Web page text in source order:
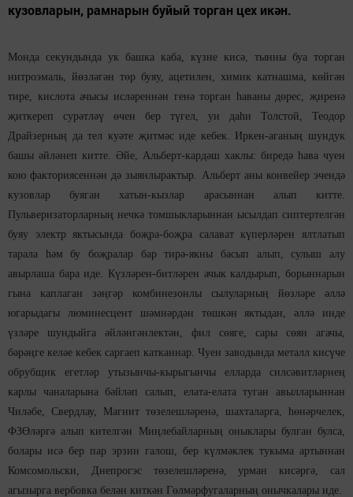
кузовларын, рамнарын буйый торган цех икән.
Монда секундында ук башка каба, күзне кисә, тынны буа торган
нитроэмаль, йөзләгән төр буяу, ацетилен, химик катнашма, көйгән
тире, кислота ачысы исләреннән генә торган һаваны дөрес, җиренә
җиткереп сурәтләү өчен бер түгел, ун даһи Толстой, Теодор
Драйзерның да тел куәте җитмәс иде кебек. Иркен-аганың шундук
башы әйләнеп китте. Әйе, Альберт-кардәш хаклы: биредә һава чуен
кою факториясеннән дә зыянлырактыр. Альберт аны конвейер эчендә
кузовлар буяган хатын-кызлар арасыннан алып китте.
Пульверизаторларның нечкә томшыкларыннан ысылдап сиптертелгән
буяу электр яктысында боҗра-боҗра салават күперләрен ялтлатып
тарала һәм бу боҗралар бар тирә-якны басып алып, сулыш алу
авырлаша бара иде. Күзләрен-битләрен ачык калдырып, борыннарын
гына каплаган зәңгәр комбинезонлы сылуларның йөзләре әллә
югарыдагы люминесцент шәмнәрдән төшкән яктыдан, әллә инде
үзләре шундыйга әйләнгәнлектән, фил сөяге, сары сөян агачы,
бәрәңге келәе кебек саргаеп катканнар. Чуен заводында металл кисүче
обрубщик егетләр утызынчы-кырыгынчы елларда силсәвитләрнең
карлы чаналарына бәйләп салып, елата-елата туган авылларыннан
Чиләбе, Свердлау, Магнит төзелешләренә, шахталарга, һөнәрчелек,
ФЗӨләргә алып кителгән Миңлебайларның оныклары булган булса,
болары исә бер пар эрзин галош, бер күлмәклек тукыма артыннан
Комсомольски, Днепрогэс төзелешләренә, урман кисәргә, сал
агызырга вербовка белән киткән Гөлмәрфугаларның онычкалары иде.